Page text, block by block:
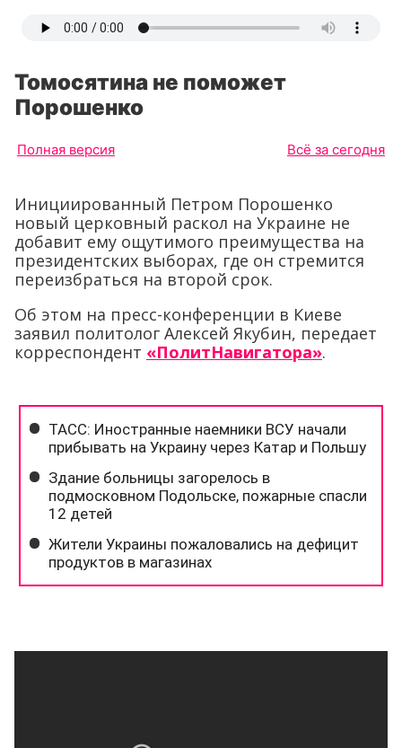
Томосятина не поможет
Порошенко
Полная версия Всё за сегодня
Инициированный Петром Порошенко
новый церковный раскол на Украине не
добавит ему ощутимого преимущества на
президентских выборах, где он стремится
переизбраться на второй срок.
Об этом на пресс-конференции в Киеве
заявил политолог Алексей Якубин, передает
корреспондент «ПолитНавигатора».